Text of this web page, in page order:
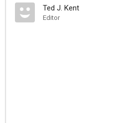
Ted J. Kent
Editor